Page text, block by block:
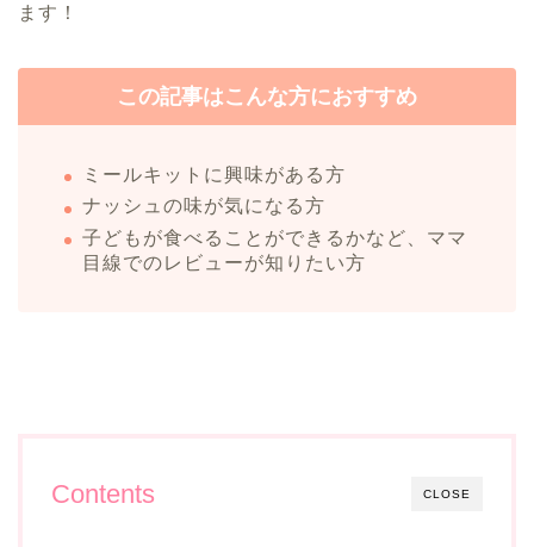
ます！
この記事はこんな方におすすめ
ミールキットに興味がある方
ナッシュの味が気になる方
子どもが食べることができるかなど、ママ
目線でのレビューが知りたい方
CLOSE
Contents